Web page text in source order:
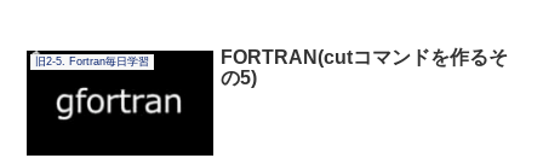
旧2-5. Fortran毎日学習
FORTRAN(cutコマンドを作るそ
の5)